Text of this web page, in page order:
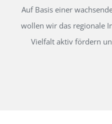
Auf Basis einer
wollen wir das regionale
Vielfalt aktiv fördern